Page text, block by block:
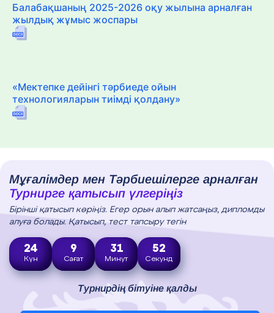
Балабақшаның 2025-2026 оқу жылына арналған
жылдық жұмыс жоспары
«Мектепке дейінгі тәрбиеде ойын
технологияларын тиімді қолдану»
Мұғалімдер мен Тәрбиешілерге арналған
Турнирге қатысып үлгеріңіз
Бірінші қатысып көріңіз. Егер орын алып жатсаңыз, дипломды
алуға болады. Қатысып, тест тапсыру тегін
24
Күн
9
Сағат
31
Минут
50
Секунд
Турнирдің бітуіне қалды